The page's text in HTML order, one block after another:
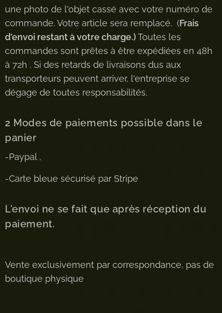
une photo de l'objet cassé avec votre numéro de
commande. Votre article sera remplacé. (Frais
d'envoi restant à votre charge.)Toutes les
commandes sont prêtes à être expédiées en 48h
à 72h . Si des retards de livraisons dus aux
transporteurs peuvent arriver, l'entreprise se
dégage de toutes responsabilités.
2 Modes de paiements possible dans le
panier
-Paypal ,
-Carte bleue sécurisé par Stripe
L'envoi ne se fait que après réception du
paiement.
Vente exclusivement par correspondance, pas de
boutique physique